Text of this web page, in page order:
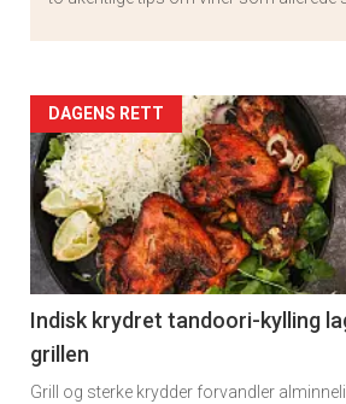
Artikler
detail
-
section
11
DAGENS RETT
Indisk krydret tandoori-kylling
grillen
Grill og sterke krydder forvandler